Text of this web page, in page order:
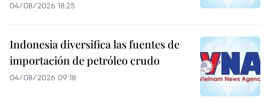
04/08/2026 18:25
Indonesia diversifica las fuentes de
importación de petróleo crudo
04/08/2026 09:18